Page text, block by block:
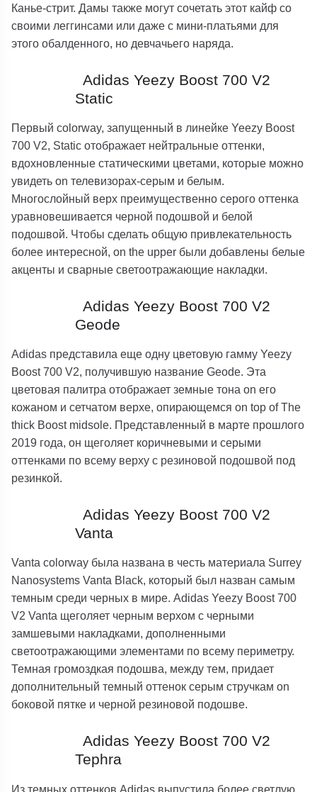
Канье-стрит. Дамы также могут сочетать этот кайф со
своими леггинсами или даже с мини-платьями для
этого обалденного, но девчачьего наряда.
Adidas Yeezy Boost 700 V2
Static
Первый colorway, запущенный в линейке Yeezy Boost
700 V2, Static отображает нейтральные оттенки,
вдохновленные статическими цветами, которые можно
увидеть on телевизорах-серым и белым.
Многослойный верх преимущественно серого оттенка
уравновешивается черной подошвой и белой
подошвой. Чтобы сделать общую привлекательность
более интересной, on the upper были добавлены белые
акценты и сварные светоотражающие накладки.
Adidas Yeezy Boost 700 V2
Geode
Adidas представила еще одну цветовую гамму Yeezy
Boost 700 V2, получившую название Geode. Эта
цветовая палитра отображает земные тона on его
кожаном и сетчатом верхе, опирающемся on top of The
thick Boost midsole. Представленный в марте прошлого
2019 года, он щеголяет коричневыми и серыми
оттенками по всему верху с резиновой подошвой под
резинкой.
Adidas Yeezy Boost 700 V2
Vanta
Vanta colorway была названа в честь материала Surrey
Nanosystems Vanta Black, который был назван самым
темным среди черных в мире. Adidas Yeezy Boost 700
V2 Vanta щеголяет черным верхом с черными
замшевыми накладками, дополненными
светоотражающими элементами по всему периметру.
Темная громоздкая подошва, между тем, придает
дополнительный темный оттенок серым стручкам on
боковой пятке и черной резиновой подошве.
Adidas Yeezy Boost 700 V2
Tephra
Из темных оттенков Adidas выпустила более светлую